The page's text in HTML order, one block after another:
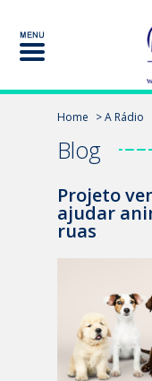
Home > A Rádio
Blog
Projeto
ajudar
ruas